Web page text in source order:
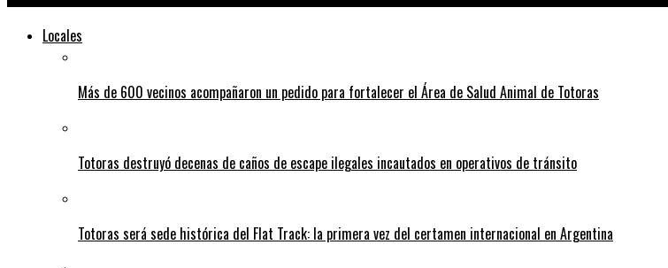
Locales
Más de 600 vecinos acompañaron un pedido para fortalecer el Área de Salud Animal de Totoras
Totoras destruyó decenas de caños de escape ilegales incautados en operativos de tránsito
Totoras será sede histórica del Flat Track: la primera vez del certamen internacional en Argentina